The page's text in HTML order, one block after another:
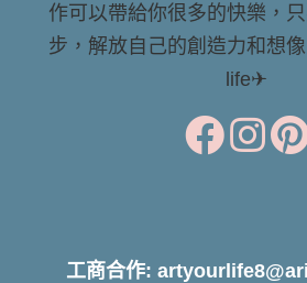
作可以帶給你很多的快樂，
步，解放自己的創造力和想
life✈
工商合作: